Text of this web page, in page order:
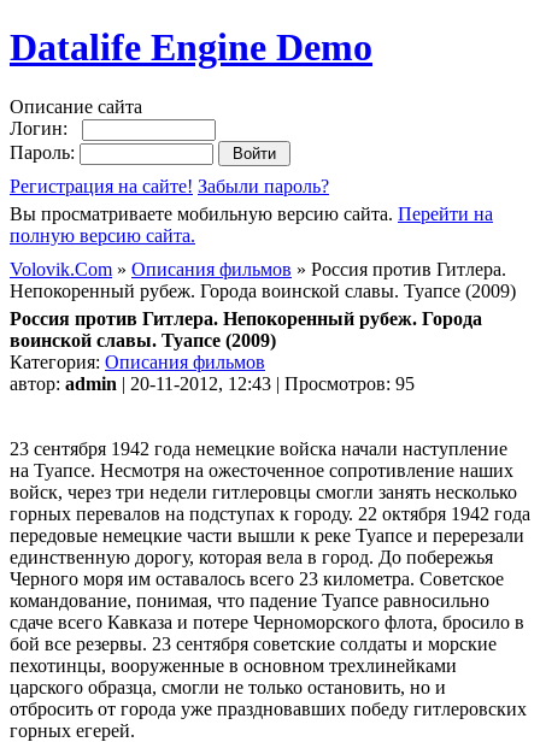
Datalife Engine Demo
Описание сайта
Логин:
Пароль:
Регистрация на сайте! Забыли пароль?
Вы просматриваете мобильную версию сайта. Перейти на
полную версию сайта.
Volovik.Com » Описания фильмов » Россия против Гитлера.
Непокоренный рубеж. Города воинской славы. Туапсе (2009)
Россия против Гитлера. Непокоренный рубеж. Города
воинской славы. Туапсе (2009)
Категория: Описания фильмов
автор: admin | 20-11-2012, 12:43 | Просмотров: 95
23 сентября 1942 года немецкие войска начали наступление
на Туапсе. Несмотря на ожесточенное сопротивление наших
войск, через три недели гитлеровцы смогли занять несколько
горных перевалов на подступах к городу. 22 октября 1942 года
передовые немецкие части вышли к реке Туапсе и перерезали
единственную дорогу, которая вела в город. До побережья
Черного моря им оставалось всего 23 километра. Советское
командование, понимая, что падение Туапсе равносильно
сдаче всего Кавказа и потере Черноморского флота, бросило в
бой все резервы. 23 сентября советские солдаты и морские
пехотинцы, вооруженные в основном трехлинейками
царского образца, смогли не только остановить, но и
отбросить от города уже праздновавших победу гитлеровских
горных егерей.